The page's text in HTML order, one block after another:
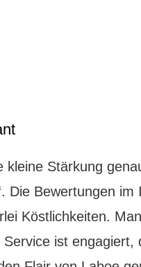
Stärkung
Die Bewertungen
Köstlichkeiten.
ist